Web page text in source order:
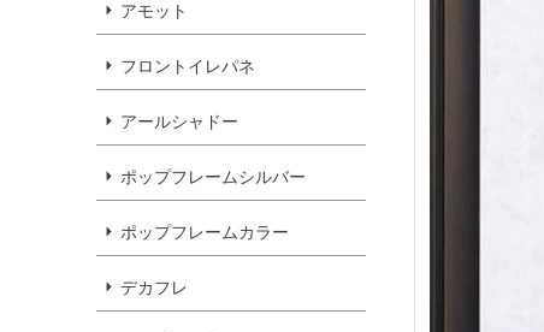
アモット
フロントイレパネ
アールシャドー
ポップフレームシルバー
ポップフレームカラー
デカフレ